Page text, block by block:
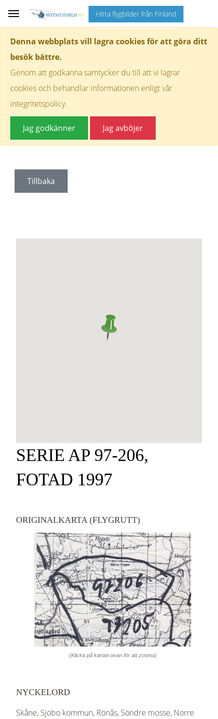
Denna webbplats vill lagra cookies för att göra ditt
besök bättre.
Genom att godkänna samtycker du till att vi lagrar
cookies och behandlar informationen enligt vår
integritetspolicy.
Jag godkänner Jag avböjer
Hitta flygbilder från Finland
Tillbaka
SERIE AP 97-206,
FOTAD 1997
ORIGINALKARTA (FLYGRUTT)
(Klicka på kartan ovan för att zooma)
NYCKELORD
Skåne, Sjöbo kommun, Rönås, Söndre mosse, Norre